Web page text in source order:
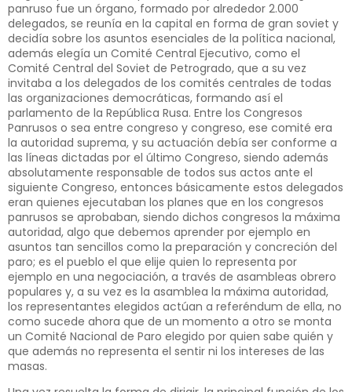
panruso fue un órgano, formado por alrededor 2.000
delegados, se reunía en la capital en forma de gran soviet y
decidía sobre los asuntos esenciales de la política nacional,
además elegía un Comité Central Ejecutivo, como el
Comité Central del Soviet de Petrogrado, que a su vez
invitaba a los delegados de los comités centrales de todas
las organizaciones democráticas, formando así el
parlamento de la República Rusa. Entre los Congresos
Panrusos o sea entre congreso y congreso, ese comité era
la autoridad suprema, y su actuación debía ser conforme a
las líneas dictadas por el último Congreso, siendo además
absolutamente responsable de todos sus actos ante el
siguiente Congreso, entonces básicamente estos delegados
eran quienes ejecutaban los planes que en los congresos
panrusos se aprobaban, siendo dichos congresos la máxima
autoridad, algo que debemos aprender por ejemplo en
asuntos tan sencillos como la preparación y concreción del
paro; es el pueblo el que elije quien lo representa por
ejemplo en una negociación, a través de asambleas obrero
populares y, a su vez es la asamblea la máxima autoridad,
los representantes elegidos actúan a referéndum de ella, no
como sucede ahora que de un momento a otro se monta
un Comité Nacional de Paro elegido por quien sabe quién y
que además no representa el sentir ni los intereses de las
masas.